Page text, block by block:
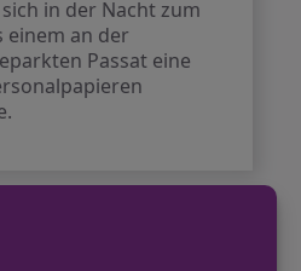
in der Nacht zum
einem an der
Passat eine
in Warendorf